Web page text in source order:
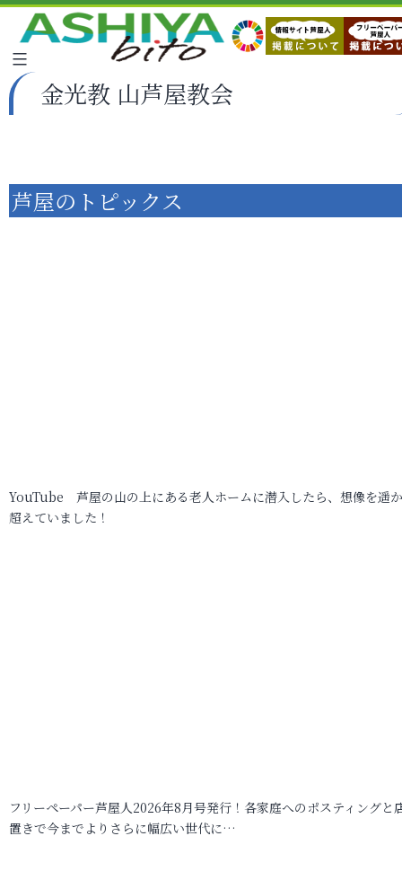
金光教 山芦屋教会
芦屋のトピックス
YouTube 芦屋の山の上にある老人ホームに潜入したら、想像を遥
超えていました！
フリーペーパー芦屋人2026年8月号発行！各家庭へのポスティングと
置きで今までよりさらに幅広い世代に…